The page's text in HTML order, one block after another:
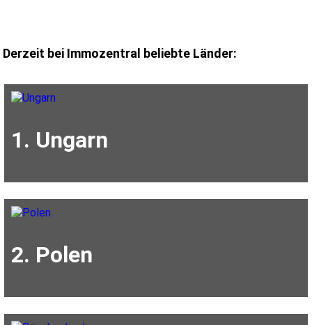
Derzeit bei Immozentral beliebte Länder:
1. Ungarn
2. Polen